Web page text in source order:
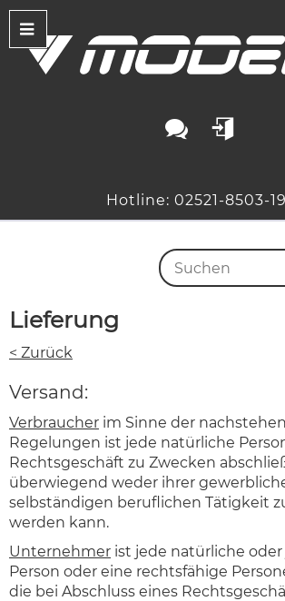
Hotline: 02521-8503-19
Lieferung
< Zurück
Versand:
Verbraucher im Sinne der
Regelungen ist jede natürliche
Rechtsgeschäft zu Zwecken
überwiegend weder ihrer
selbständigen beruflichen Tätigkeit
werden kann.
Unternehmer ist jede natürliche
Person oder eine rechtsfähige
die bei Abschluss eines